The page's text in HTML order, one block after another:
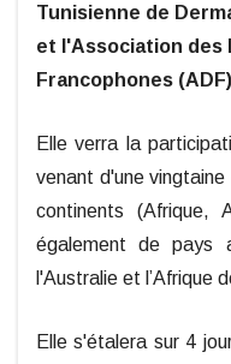
Tunisienne de
et l'Association des
Francophones
Elle verra la
venant d'une
continents (Afrique,
également de pays
l'Australie et l’Afrique
Elle s'étalera sur 4